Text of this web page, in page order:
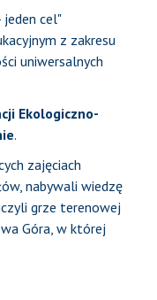
cel"
z zakresu
uniwersalnych
Ekologiczno-
.
zajęciach
nabywali wiedzę
grze terenowej
Góra, w której